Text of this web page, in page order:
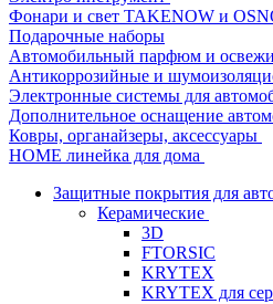
Фонари и свет TAKENOW и
Подарочные наборы
Автомобильный парфюм и
Антикоррозийные и
Электронные системы для
Дополнительное оснащение
Ковры, органайзеры, аксессуары
HOME линейка для дома
Защитные покрытия для
Керамические
3D
FTORSIC
KRYTEX
KRYTEX для